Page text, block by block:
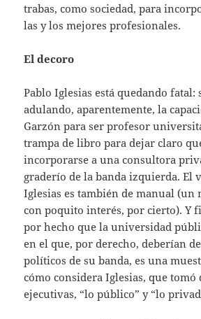
trabas, como sociedad, para
las y los mejores profesionales.
El decoro
Pablo Iglesias está quedando fatal:
adulando, aparentemente, la
Garzón para ser profesor
trampa de libro para dejar claro
incorporarse a una consultora
graderío de la banda izquierda. El
Iglesias es también de manual (un
con poquito interés, por cierto). Y
por hecho que la universidad
en el que, por derecho, deberían
políticos de su banda, es una
cómo considera Iglesias, que tomó
ejecutivas, “lo público” y “lo